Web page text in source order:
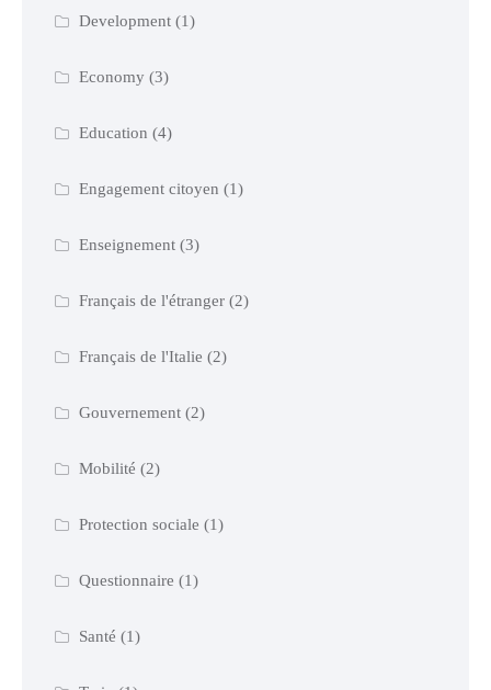
Development(1)
Economy (3)
Education (4)
Engagement citoyen (1)
Enseignement(3)
Français de l'étranger(2)
Français de l'Italie (2)
Gouvernement(2)
Mobilité (2)
Protection sociale (1)
Questionnaire (1)
Santé (1)